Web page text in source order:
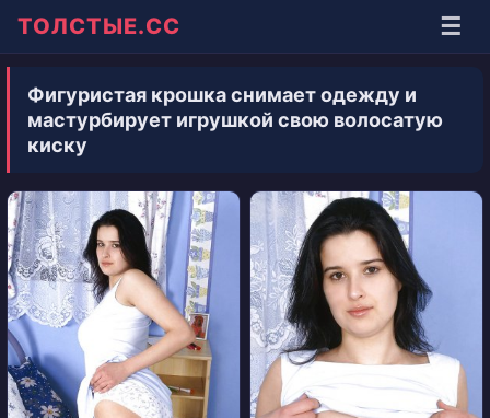
ТОЛСТЫЕ.СС ☰
Фигуристая крошка снимает одежду и
мастурбирует игрушкой свою волосатую
киску